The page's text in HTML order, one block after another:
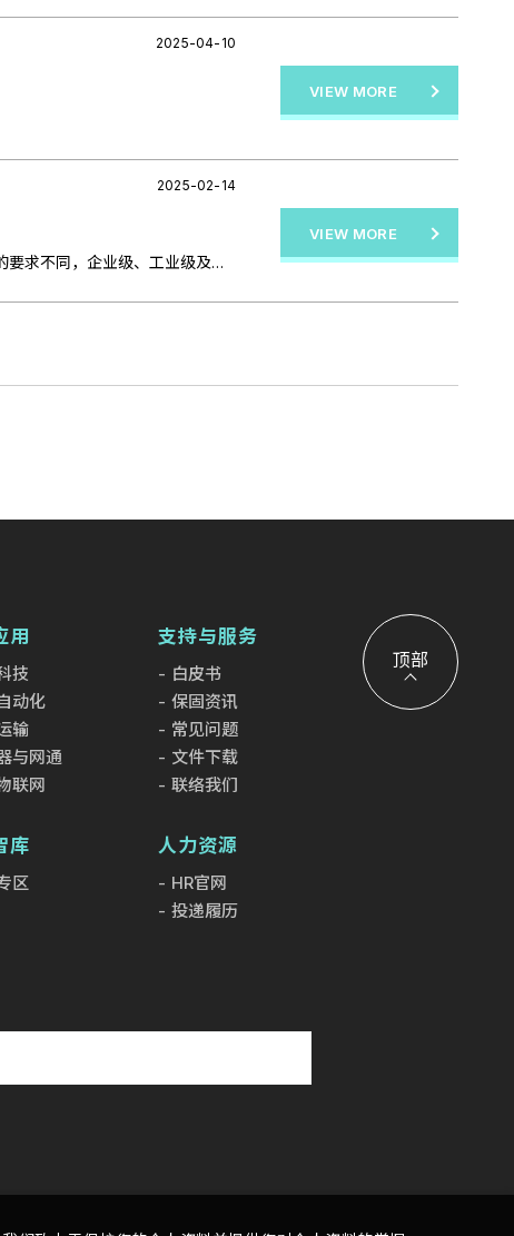
2025-04-10
VIEW MORE
2025-02-14
SSD固态硬盘的温度是影响产品可靠性与性能的关键因素，无论是高性能数据中心，还是极端环境中的工业应用，不同应用场景对温度的要求不同，企业级、工业级及消费级SSD在设计上皆有所差异。
VIEW MORE
用
技
动化
输
与网通
联网
支持与服务
白皮书
保固资讯
常见问题
文件下载
联络我们
库
区
人力资源
HR官网
投递履历
顶部